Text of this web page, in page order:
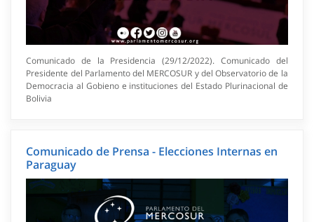
Comunicado de la Presidencia (29/12/2022). Comunicado del
Presidente del Parlamento del MERCOSUR y del Observatorio de la
Democracia al Gobieno e instituciones del Estado Plurinacional de
Bolivia
Comunicado de Prensa - Elecciones Internas en
Paraguay